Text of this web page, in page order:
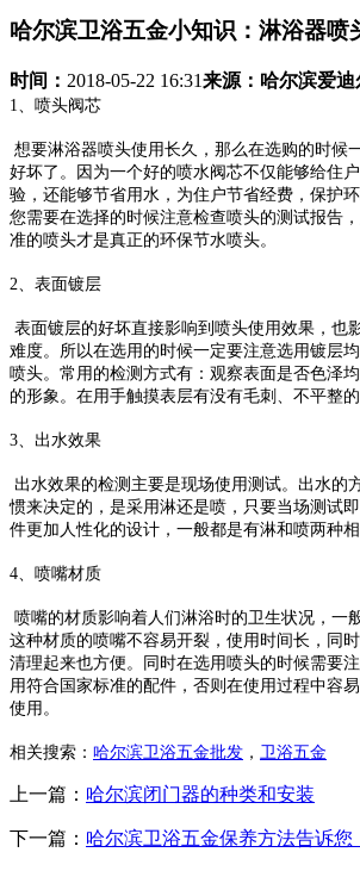
哈尔滨卫浴五金小知识：淋浴器喷
时间： 2018-05-22 16:31来源： 哈尔滨爱迪
1、喷头阀芯
想要淋浴器喷头使用长久，那么在选购的时候
好坏了。因为一个好的喷水阀芯不仅能够给住
验，还能够节省用水，为住户节省经费，保护
您需要在选择的时候注意检查喷头的测试报告
准的喷头才是真正的环保节水喷头。
2、表面镀层
表面镀层的好坏直接影响到喷头使用效果，也
难度。所以在选用的时候一定要注意选用镀层
喷头。常用的检测方式有：观察表面是否色泽
的形象。在用手触摸表层有没有毛刺、不平整
3、出水效果
出水效果的检测主要是现场使用测试。出水的
惯来决定的，是采用淋还是喷，只要当场测试
件更加人性化的设计，一般都是有淋和喷两种
4、喷嘴材质
喷嘴的材质影响着人们淋浴时的卫生状况，一
这种材质的喷嘴不容易开裂，使用时间长，同
清理起来也方便。同时在选用喷头的时候需要
用符合国家标准的配件，否则在使用过程中容
使用。
相关搜索： 哈尔滨卫浴五金批发 ， 卫浴五金
上一篇： 哈尔滨闭门器的种类和安装
下一篇： 哈尔滨卫浴五金保养方法告诉您